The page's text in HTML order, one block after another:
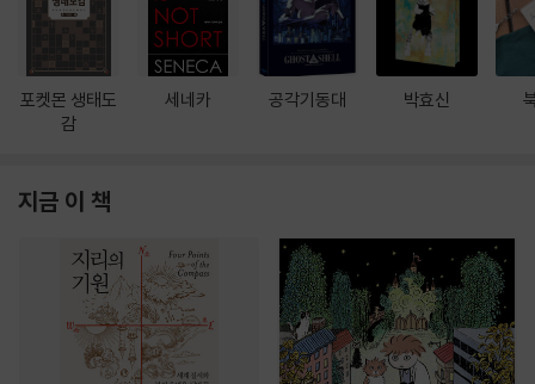
포켓몬 생태도
감
세네카 공각기동대 박효신
지금 이 책